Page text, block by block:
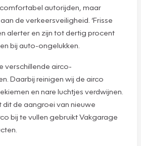
autorijden, maar
de verkeersveiligheid. ‘Frisse
alerter en zijn tot dertig procent
bij auto-ongelukken.
verschillende airco-
Daarbij reinigen wij de airco
en nare luchtjes verdwijnen.
de aangroei van nieuwe
bij te vullen gebruikt Vakgarage